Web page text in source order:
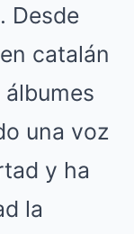
Desde
catalán
una voz
y ha
la